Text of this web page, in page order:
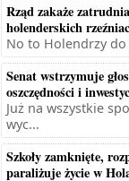
Rząd zakaże
holenderskich
No to Holendrzy
Senat wstrzymuje
oszczędności i
Już na wszystkie
wyc...
Szkoły zamknięte,
paraliżuje życie w